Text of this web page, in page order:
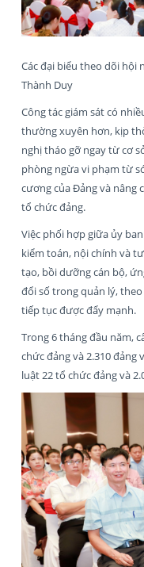
Các đại biểu theo dõi hội
Thành Duy
Công tác giám sát có
thường xuyên hơn, kịp
nghị tháo gỡ ngay từ cơ
phòng ngừa vi phạm từ
cương của Đảng và nâng
tổ chức đảng.
Việc phối hợp giữa ủy
kiểm toán, nội chính và
tạo, bồi dưỡng cán bộ,
đổi số trong quản lý,
tiếp tục được đẩy mạnh.
Trong 6 tháng đầu năm,
chức đảng và 2.310 đảng
luật 22 tổ chức đảng và